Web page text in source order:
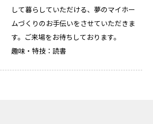
して暮らしていただける、夢のマイホー
ムづくりのお手伝いをさせていただきま
す。ご来場をお待ちしております。
趣味・特技：読書